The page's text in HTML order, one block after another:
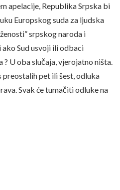
apelacije, Republika Srpska bi
Europskog suda za ljudska
srpskog naroda i
Sud usvoji ili odbaci
? U oba slučaja, vjerojatno ništa.
preostalih pet ili šest, odluka
Svak će tumačiti odluke na